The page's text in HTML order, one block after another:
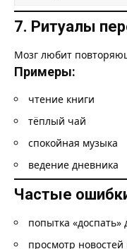
7. Ритуалы
Мозг любит
Примеры:
чтение книги
тёплый чай
спокойная музыка
ведение дневника
Частые
попытка
просмотр